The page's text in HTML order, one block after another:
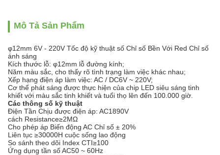
Mô Tả Sản Phẩm
φ12mm 6V - 220V Tốc độ kỹ thuật số Chỉ số Bền Với Red Chỉ số
ánh sáng
Kích thước lỗ: φ12mm lỗ đường kính;
Năm màu sắc, cho thấy rõ tình trạng làm việc khác nhau;
Xếp hạng điện áp làm việc: AC / DC6V ~ 220V;
Cơ thể phát sáng được thực hiện của chip LED siêu sáng tinh
khiết với màu sắc tinh khiết và tuổi thọ lên đến 100.000 giờ.
Các thông số kỹ thuật
Điện Tần Chịu được điện áp: AC1890V
cách Resistance≥2MΩ
Cho phép áp Biến động AC Chỉ số ± 20%
Liên tục ≥30000H cuộc sống lao động
So sánh theo dõi Index CTI≥100
Ứng dụng tần số AC50 ~ 60Hz